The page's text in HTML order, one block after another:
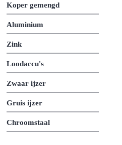
Koper gemengd
Aluminium
Zink
Loodaccu's
Zwaar ijzer
Gruis ijzer
Chroomstaal